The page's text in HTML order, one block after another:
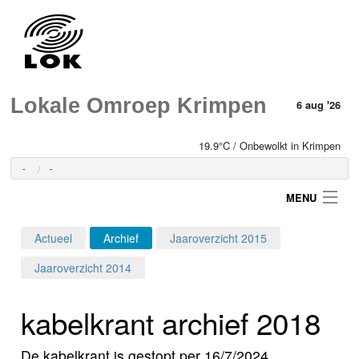
Lokale Omroep Krimpen 6 aug '26
19.9°C / Onbewolkt in Krimpen
- -
MENU
Programma's
Actueel Archief
Jaaroverzicht 2015
Jaaroverzicht 2014
kabelkrant archief 2018